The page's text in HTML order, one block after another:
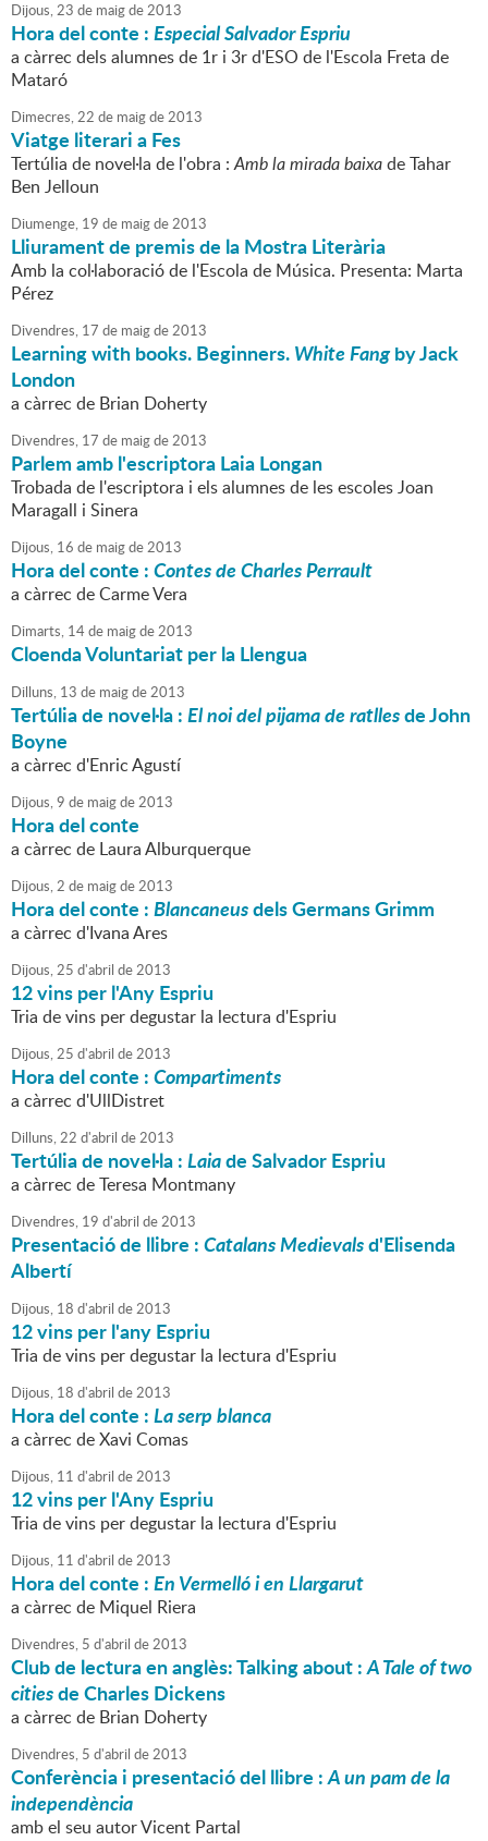
Dijous,23 de maigde2013
Hora del conte :Especial Salvador Espriu
a càrrec dels alumnes de 1r i 3r d'ESO de l'Escola Freta de
Mataró
Dimecres,22 de maigde2013
Viatge literari a Fes
Tertúlia de novel·la de l'obra :Amb la mirada baixade Tahar
Ben Jelloun
Diumenge, 19 de maigde2013
Lliurament de premis de la Mostra Literària
Amb la col·laboració de l'Escola de Música. Presenta: Marta
Pérez
Divendres, 17 de maigde2013
Learning with books. Beginners.White Fangby Jack
London
a càrrec de Brian Doherty
Divendres, 17 de maigde2013
Parlem amb l'escriptora Laia Longan
Trobada de l'escriptora i els alumnes de les escoles Joan
Maragall i Sinera
Dijous, 16 de maigde2013
Hora del conte :Contes de Charles Perrault
a càrrec de Carme Vera
Dimarts, 14de maigde2013
Cloenda Voluntariat per la Llengua
Dilluns, 13 de maigde2013
Tertúlia de novel·la :El noi del pijama de ratllesde John
Boyne
a càrrec d'Enric Agustí
Dijous,9 de maigde2013
Hora del conte
a càrrec de Laura Alburquerque
Dijous,2 de maigde2013
Hora del conte :Blancaneusdels Germans Grimm
a càrrec d'Ivana Ares
Dijous,25 d'abril de2013
12 vins per l'Any Espriu
Tria de vins per degustar la lectura d'Espriu
Dijous,25 d'abril de2013
Hora del conte :Compartiments
a càrrec d'UllDistret
Dilluns,22 d'abril de2013
Tertúlia de novel·la :Laiade Salvador Espriu
a càrrec de Teresa Montmany
Divendres, 19 d'abril de2013
Presentació de llibre :Catalans Medievalsd'Elisenda
Albertí
Dijous, 18 d'abril de2013
12 vins per l'any Espriu
Tria de vins per degustar la lectura d'Espriu
Dijous, 18 d'abril de2013
Hora del conte :La serp blanca
a càrrec de Xavi Comas
Dijous, 11 d'abril de2013
12 vins per l'Any Espriu
Tria de vins per degustar la lectura d'Espriu
Dijous, 11 d'abril de2013
Hora del conte :En Vermelló i en Llargarut
a càrrec de Miquel Riera
Divendres, 5 d'abril de2013
Club de lectura en anglès: Talking about :A Tale of two
citiesde Charles Dickens
a càrrec de Brian Doherty
Divendres, 5 d'abril de2013
Conferència i presentació del llibre :A un pam de la
independència
amb el seu autor Vicent Partal